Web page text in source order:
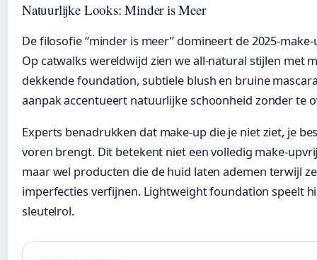
Natuurlijke Looks: Minder is Meer
De filosofie “minder is meer” domineert de 2025-
Op catwalks wereldwijd zien we all-natural stijlen met
dekkende foundation, subtiele blush en bruine
aanpak accentueert natuurlijke schoonheid zonder te
Experts benadrukken dat make-up die je niet ziet, je
voren brengt. Dit betekent niet een volledig make-
maar wel producten die de huid laten ademen terwijl ze
imperfecties verfijnen. Lightweight foundation speelt
sleutelrol.